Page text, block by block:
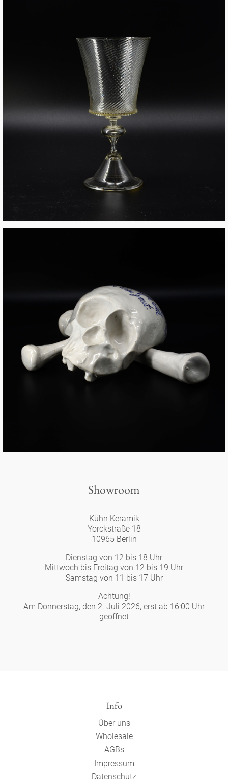
Showroom
Kühn Keramik
Yorckstraße 18
10965 Berlin
Dienstag von 12 bis 18 Uhr
Mittwoch bis Freitag von 12 bis 19 Uhr
Samstag von 11 bis 17 Uhr
Achtung!
Am Donnerstag, den 2. Juli 2026, erst ab 16:00 Uhr
geöffnet
Info
Über uns
Wholesale
AGBs
Impressum
Datenschutz